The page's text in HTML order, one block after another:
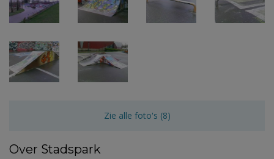
Zie alle foto's (8)
Over Stadspark